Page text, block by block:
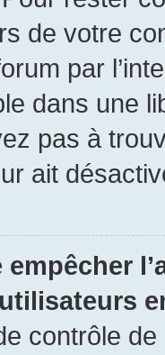
de votre
par
dans une
pas à
ait
contrôle